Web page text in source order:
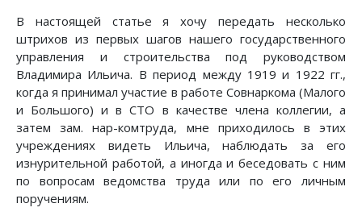
В настоящей статье я хочу передать несколько
штрихов из первых шагов нашего государственного
управления и строительства под руководством
Владимира Ильича. В период между 1919 и 1922 гг.,
когда я принимал участие в работе Совнаркома (Малого
и Большого) и в СТО в качестве члена коллегии, а
затем зам. нар-комтруда, мне приходилось в этих
учреждениях видеть Ильича, наблюдать за его
изнурительной работой, а иногда и беседовать с ним
по вопросам ведомства труда или по его личным
поручениям.